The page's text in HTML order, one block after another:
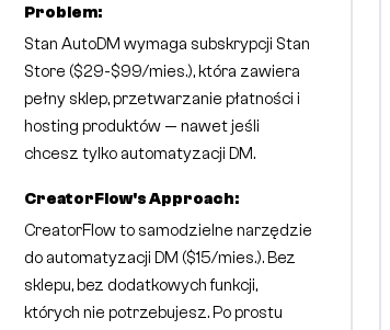
Problem:
Stan AutoDM wymaga subskrypcji Stan
Store ($29-$99/mies.), która zawiera
pełny sklep, przetwarzanie płatności i
hosting produktów — nawet jeśli
chcesz tylko automatyzacji DM.
CreatorFlow's Approach:
CreatorFlow to samodzielne narzędzie
do automatyzacji DM ($15/mies.). Bez
sklepu, bez dodatkowych funkcji,
których nie potrzebujesz. Po prostu